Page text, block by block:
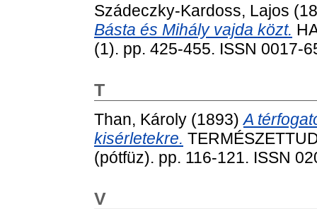
Szádeczky-Kardoss, Lajos
Básta és Mihály vajda közt.
(1). pp. 425-455. ISSN 0017-
T
Than, Károly (1893)A
kisérletekre.
(pótfüz). pp. 116-121. ISSN
V